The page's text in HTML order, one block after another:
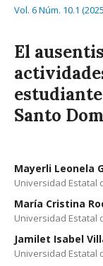
Vol. 6 Núm. 10.1
El
Santo
Mayerli Leonela
Universidad Estatal
María Cristina
Universidad Estatal
Jamilet Isabel
Universidad Estatal